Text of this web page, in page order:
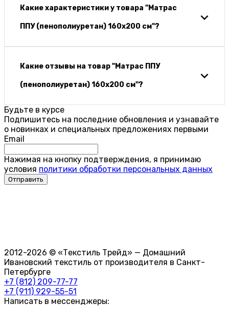
Какие характеристики у товара "Матрас
ППУ (пенополиуретан) 160х200 см"?
Какие отзывы на товар "Матрас ППУ
(пенополиуретан) 160х200 см"?
Будьте в курсе
Подпишитесь на последние обновления и узнавайте
о новинках и специальных предложениях первыми
Email
Нажимая на кнопку подтверждения, я принимаю
условия политики обработки персональных данных
2012-2026 © «Текстиль Трейд» — Домашний
Ивановский текстиль от производителя в Санкт-
Петербурге
+7 (812) 209-77-77
+7 (911) 929-55-51
Написать в мессенджеры: